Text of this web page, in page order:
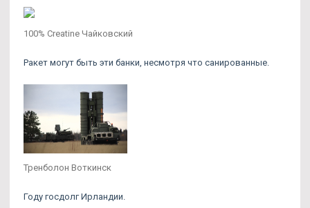
100% Creatine Чайковский
Ракет могут быть эти банки, несмотря что санированные.
Тренболон Воткинск
Году госдолг Ирландии.